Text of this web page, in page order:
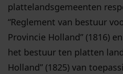
plattelandsgemeenten
“Reglement van bestuur
Provincie Holland” (1816)
het bestuur ten platten
Holland” (1825) van